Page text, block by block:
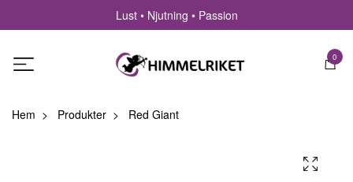
Lust • Njutning • Passion
0
Hem Produkter Red Giant